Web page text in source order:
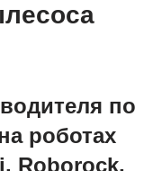
по
роботах
Roborock,